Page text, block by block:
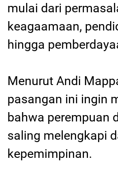
mulai dari
keagaamaan,
hingga
Menurut Andi
pasangan ini ingin
bahwa perempuan
saling melengkapi
kepemimpinan.